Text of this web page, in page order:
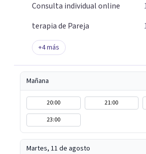
Consulta individual online
terapia de Pareja
+4más
Mañana
20:00 21:00
23:00
Martes, 11 de agosto